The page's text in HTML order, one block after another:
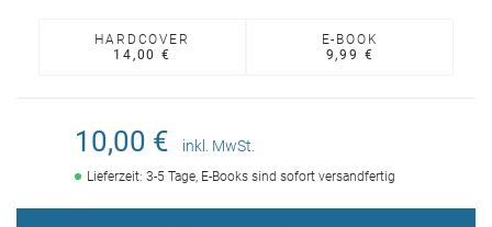
HARDCOVER
14,00 €
E-BOOK
9,99 €
10,00 € inkl. MwSt.
Lieferzeit: 3-5 Tage, E-Books sind sofort versandfertig